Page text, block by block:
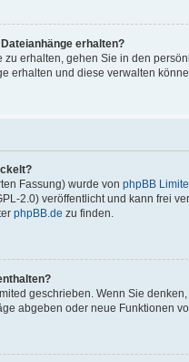
erhalten?
erhalten, gehen Sie in den
erhalten und diese verwalten
Fassung) wurde von phpBB
2.0) veröffentlicht und kann frei
phpBB.de zu finden.
geschrieben. Wenn Sie
abgeben oder neue Funktionen